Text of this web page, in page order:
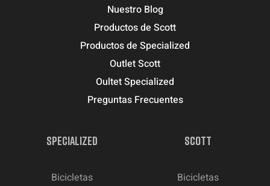
Nuestro Blog
Productos de Scott
Productos de Specialized
Outlet Scott
Oultet Specialized
Preguntas Frecuentes
SPECIALIZED
Bicicletas
SCOTT
Bicicletas